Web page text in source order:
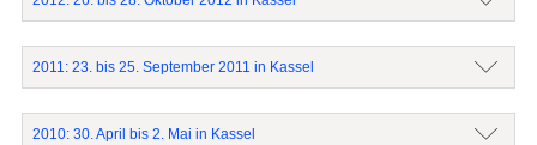
2011: 23. bis 25. September 2011 in Kassel
2010: 30. April bis 2. Mai in Kassel